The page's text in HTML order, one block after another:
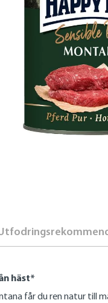
häst*
får du ren natur till